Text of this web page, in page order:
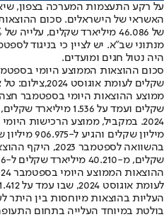
על רקע התעצמות המערכה בצפון,
היה נטול חגים ומועדים.
שקלים לעומת אוגוסט 2024,צילום: טל איזק
מיליון שקלים והגיע ל-906.975 מיליון שקלים.
לעומת אוגוסט 2024, שבו עמד על 1.412 מיליארד שקלים.
העליות בהוצאות מיוחסות בין היתר